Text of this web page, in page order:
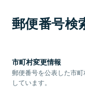
郵便番号検
市町村変更情報
郵便番号を公表した市
しています。